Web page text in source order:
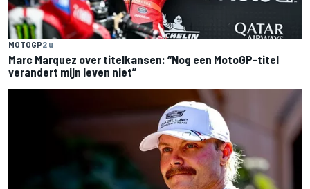
MOTOGP2 u
Marc Marquez over titelkansen: “Nog een MotoGP-titel
verandert mijn leven niet”